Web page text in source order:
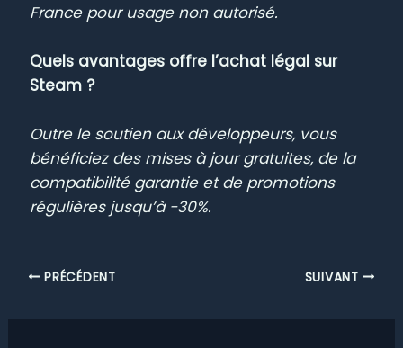
France pour usage non autorisé.
Quels avantages offre l’achat légal sur
Steam ?
Outre le soutien aux développeurs, vous
bénéficiez des mises à jour gratuites, de la
compatibilité garantie et de promotions
régulières jusqu’à -30%.
PRÉCÉDENT SUIVANT